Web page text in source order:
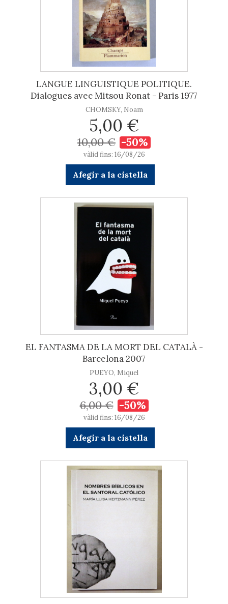
LANGUE LINGUISTIQUE POLITIQUE.
Dialogues avec Mitsou Ronat - Paris 1977
CHOMSKY, Noam
5,00 €
10,00 € -50%
vàlid fins: 16/08/26
Afegir a la cistella
EL FANTASMA DE LA MORT DEL CATALÀ -
Barcelona 2007
PUEYO, Miquel
3,00 €
6,00 € -50%
vàlid fins: 16/08/26
Afegir a la cistella